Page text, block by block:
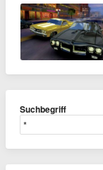
Suchbegriff